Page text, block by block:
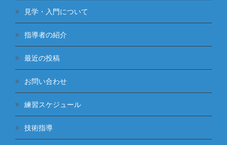
見学・入門について
指導者の紹介
最近の投稿
お問い合わせ
練習スケジュール
技術指導